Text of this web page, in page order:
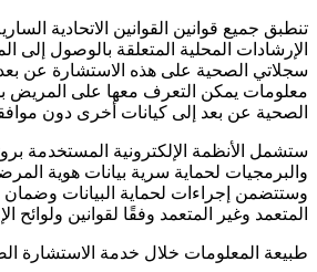
تنطبق جميع قوانين القوانين الاتحادية
الإرشادات المحلية المتعلقة بالوصول إلى
سجلاتي الصحية على هذه الاستشارة عن
معلومات يمكن التعرف معها على المريض
الصحية عن بعد إلى كيانات أخرى دون
ستشمل الأنظمة الإلكترونية المستخدمة
والبرمجيات لحماية سرية بيانات هوية
وستتضمن إجراءات لحماية البيانات وضمان
المتعمد وغير المتعمد وفقًا لقوانين ولوائح
طبيعة المعلومات خلال خدمة الاستشارة